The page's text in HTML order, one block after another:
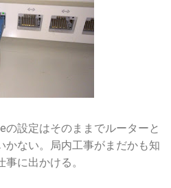
の設定はそのままでルーターと
かない。局内工事がまだかも知
に出かける。